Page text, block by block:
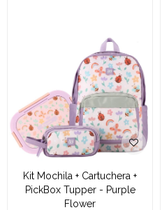
Kit Mochila + Cartuchera +
PickBox Tupper - Purple
Flower